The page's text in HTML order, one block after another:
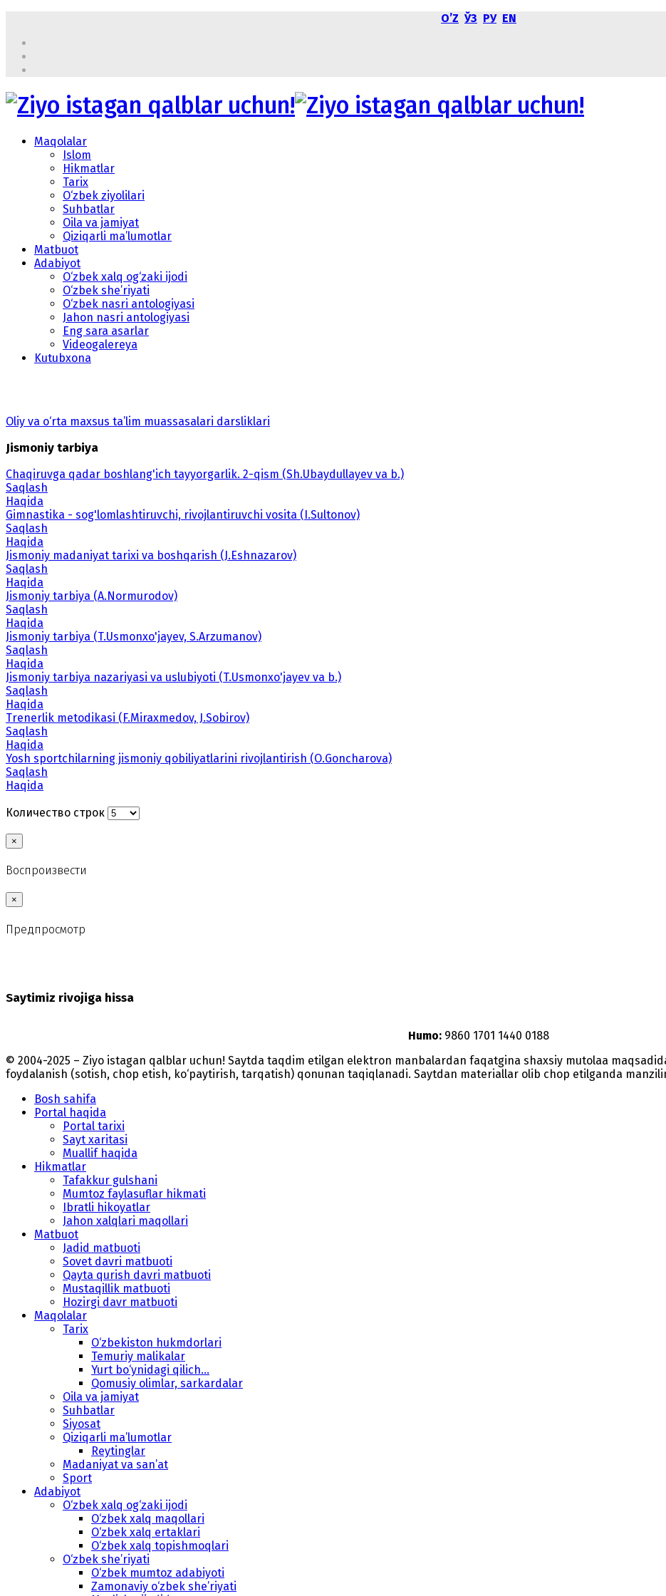
OʼZ ЎЗ РУ EN
Maqolalar
Islom
Hikmatlar
Tarix
O‘zbek ziyolilari
Suhbatlar
Oila va jamiyat
Qiziqarli ma’lumotlar
Matbuot
Adabiyot
O‘zbek xalq og‘zaki ijodi
O‘zbek she’riyati
O‘zbek nasri antologiyasi
Jahon nasri antologiyasi
Eng sara asarlar
Videogalereya
Kutubxona
Oliy va o‘rta maxsus ta’lim muassasalari darsliklari
Jismoniy tarbiya
Chaqiruvga qadar boshlang'ich tayyorgarlik. 2-qism (Sh.Ubaydullayev va b.)
Saqlash
Haqida
Gimnastika - sog'lomlashtiruvchi, rivojlantiruvchi vosita (I.Sultonov)
Saqlash
Haqida
Jismoniy madaniyat tarixi va boshqarish (J.Eshnazarov)
Saqlash
Haqida
Jismoniy tarbiya (A.Normurodov)
Saqlash
Haqida
Jismoniy tarbiya (T.Usmonxo'jayev, S.Arzumanov)
Saqlash
Haqida
Jismoniy tarbiya nazariyasi va uslubiyoti (T.Usmonxo'jayev va b.)
Saqlash
Haqida
Trenerlik metodikasi (F.Miraxmedov, J.Sobirov)
Saqlash
Haqida
Yosh sportchilarning jismoniy qobiliyatlarini rivojlantirish (O.Goncharova)
Saqlash
Haqida
Количество строк
×
Воспроизвести
×
Предпросмотр
Saytimiz rivojiga hissa
Humo: 9860 1701 1440 0188
© 2004-2025 – Ziyo istagan qalblar uchun! Saytda taqdim etilgan elektron manbalardan faqatgina shaxsiy mutolaa
foydalanish (sotish, chop etish, ko‘paytirish, tarqatish) qonunan taqiqlanadi. Saytdan materiallar olib chop etilganda
Bosh sahifa
Portal haqida
Portal tarixi
Sayt xaritasi
Muallif haqida
Hikmatlar
Tafakkur gulshani
Mumtoz faylasuflar hikmati
Ibratli hikoyatlar
Jahon xalqlari maqollari
Matbuot
Jadid matbuoti
Sovet davri matbuoti
Qayta qurish davri matbuoti
Mustaqillik matbuoti
Hozirgi davr matbuoti
Maqolalar
Tarix
O‘zbekiston hukmdorlari
Temuriy malikalar
Yurt bo‘ynidagi qilich...
Qomusiy olimlar, sarkardalar
Oila va jamiyat
Suhbatlar
Siyosat
Qiziqarli ma’lumotlar
Reytinglar
Madaniyat va san’at
Sport
Adabiyot
O‘zbek xalq og‘zaki ijodi
O‘zbek xalq maqollari
O‘zbek xalq ertaklari
O‘zbek xalq topishmoqlari
O‘zbek she’riyati
O‘zbek mumtoz adabiyoti
Zamonaviy o‘zbek she’riyati